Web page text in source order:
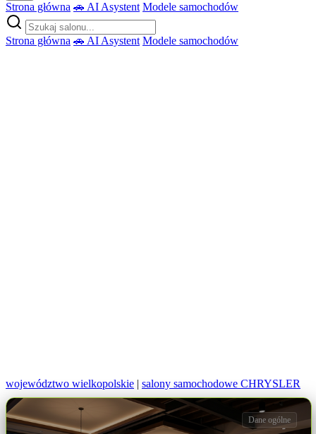
Strona główna 🚗 AI Asystent Modele samochodów
Strona główna 🚗 AI Asystent Modele samochodów
województwo wielkopolskie | salony samochodowe CHRYSLER
Dane ogólne